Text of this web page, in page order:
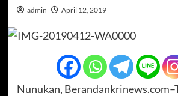
admin April 12, 2019
Nunukan,